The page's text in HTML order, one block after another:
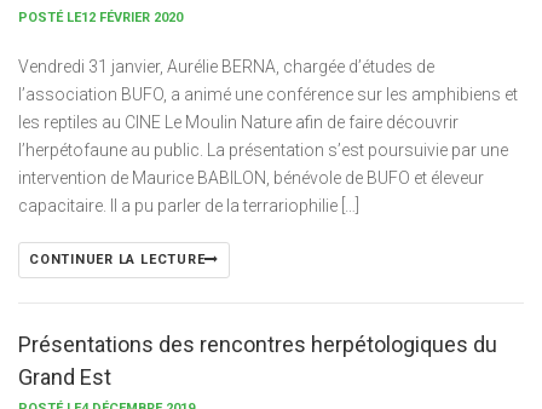
POSTÉ LE12 FÉVRIER 2020
Vendredi 31 janvier, Aurélie BERNA, chargée d’études de
l’association BUFO, a animé une conférence sur les amphibiens et
les reptiles au CINE Le Moulin Nature afin de faire découvrir
l’herpétofaune au public. La présentation s’est poursuivie par une
intervention de Maurice BABILON, bénévole de BUFO et éleveur
capacitaire. Il a pu parler de la terrariophilie […]
CONTINUER LA LECTURE
Présentations des rencontres herpétologiques du
Grand Est